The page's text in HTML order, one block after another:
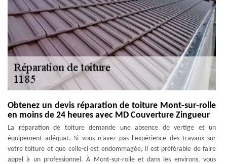
Obtenez un devis réparation de toiture Mont-sur-rolle
en moins de 24 heures avec MD Couverture Zingueur
La réparation de toiture demande une absence de vertige et un
équipement adéquat. Si vous n'avez pas l'expérience des travaux sur
votre toiture et que celle-ci est endommagée, il est préférable de faire
appel à un professionnel. À Mont-sur-rolle et dans les environs, vous